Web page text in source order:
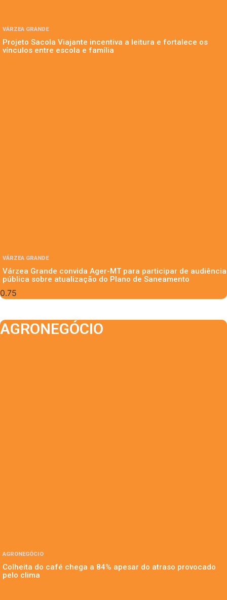
VÁRZEA GRANDE
Projeto Sacola Viajante incentiva a leitura e fortalece os
vínculos entre escola e família
VÁRZEA GRANDE
Várzea Grande convida Ager-MT para participar de audiência
pública sobre atualização do Plano de Saneamento
AGRONEGÓCIO
AGRONEGÓCIO
Colheita do café chega a 84% apesar do atraso provocado
pelo clima